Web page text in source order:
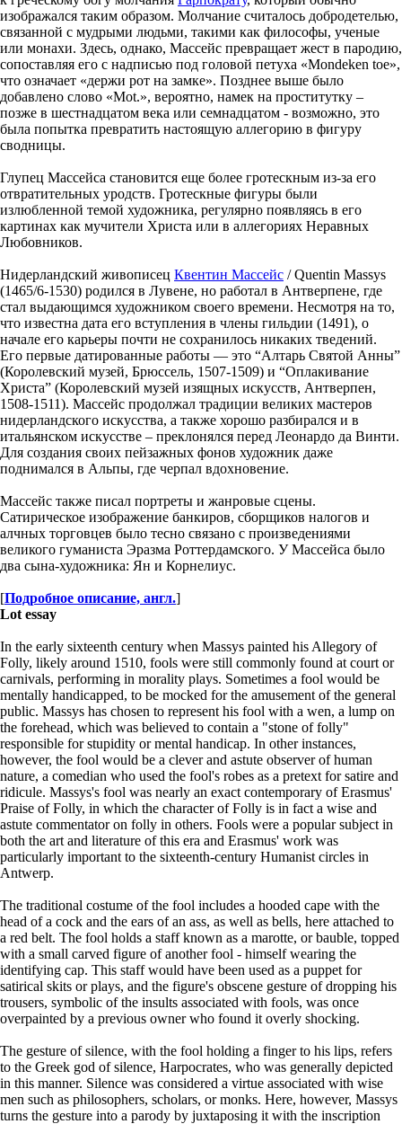
изображался таким образом. Молчание считалось добродетелью,
связанной с мудрыми людьми, такими как философы, ученые
или монахи. Здесь, однако, Массейс превращает жест в пародию,
сопоставляя его с надписью под головой петуха «Mondeken toe»,
что означает «держи рот на замке». Позднее выше было
добавлено слово «Mot.», вероятно, намек на проститутку –
позже в шестнадцатом века или семнадцатом - возможно, это
была попытка превратить настоящую аллегорию в фигуру
сводницы.
Глупец Массейса становится еще более гротескным из-за его
отвратительных уродств. Гротескные фигуры были
излюбленной темой художника, регулярно появляясь в его
картинах как мучители Христа или в аллегориях Неравных
Любовников.
Нидерландский живописец Квентин Массейс / Quentin Massys
(1465/6-1530) родился в Лувене, но работал в Антверпене, где
стал выдающимся художником своего времени. Несмотря на то,
что известна дата его вступления в члены гильдии (1491), о
начале его карьеры почти не сохранилось никаких тведений.
Его первые датированные работы — это “Алтарь Святой Анны”
(Королевский музей, Брюссель, 1507-1509) и “Оплакивание
Христа” (Королевский музей изящных искусств, Антверпен,
1508-1511). Массейс продолжал традиции великих мастеров
нидерландского искусства, а также хорошо разбирался и в
итальянском искусстве – преклонялся перед Леонардо да Винти.
Для создания своих пейзажных фонов художник даже
поднимался в Альпы, где черпал вдохновение.
Массейс также писал портреты и жанровые сцены.
Сатирическое изображение банкиров, сборщиков налогов и
алчных торговцев было тесно связано с произведениями
великого гуманиста Эразма Роттердамского. У Массейса было
два сына-художника: Ян и Корнелиус.
[Подробное описание, англ.]
Lot essay
In the early sixteenth century when Massys painted his Allegory of
Folly, likely around 1510, fools were still commonly found at court or
carnivals, performing in morality plays. Sometimes a fool would be
mentally handicapped, to be mocked for the amusement of the general
public. Massys has chosen to represent his fool with a wen, a lump on
the forehead, which was believed to contain a "stone of folly"
responsible for stupidity or mental handicap. In other instances,
however, the fool would be a clever and astute observer of human
nature, a comedian who used the fool's robes as a pretext for satire and
ridicule. Massys's fool was nearly an exact contemporary of Erasmus'
Praise of Folly, in which the character of Folly is in fact a wise and
astute commentator on folly in others. Fools were a popular subject in
both the art and literature of this era and Erasmus' work was
particularly important to the sixteenth-century Humanist circles in
Antwerp.
The traditional costume of the fool includes a hooded cape with the
head of a cock and the ears of an ass, as well as bells, here attached to
a red belt. The fool holds a staff known as a marotte, or bauble, topped
with a small carved figure of another fool - himself wearing the
identifying cap. This staff would have been used as a puppet for
satirical skits or plays, and the figure's obscene gesture of dropping his
trousers, symbolic of the insults associated with fools, was once
overpainted by a previous owner who found it overly shocking.
The gesture of silence, with the fool holding a finger to his lips, refers
to the Greek god of silence, Harpocrates, who was generally depicted
in this manner. Silence was considered a virtue associated with wise
men such as philosophers, scholars, or monks. Here, however, Massys
turns the gesture into a parody by juxtaposing it with the inscription